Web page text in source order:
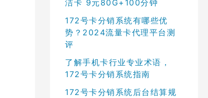
洁卡 9元80G+100分钟
172号卡分销系统有哪些优
势？2024流量卡代理平台测
评
了解手机卡行业专业术语，
172号卡分销系统指南
172号卡分销系统后台结算规